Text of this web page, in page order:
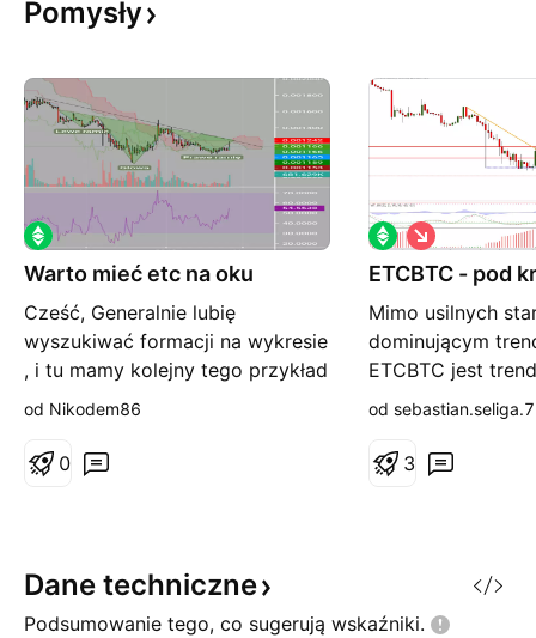
Pomysły
Warto mieć etc na oku
Cześć, Generalnie lubię
wyszukiwać formacji na wykresie
, i tu mamy kolejny tego przykład
. Hmm Jak wygląda to z
jestem góra. Więc etc odwrócona
spodziewać się strzału a tym
samym odwróce
od Nikodem86
0
ETCBTC - pod
Mimo usilnych
dominującym
ETCBTC jest
poteierdza
trendu.
S
h
o
t
od sebastian.seliga.7
3
Dane techniczne
Podsumowanie tego, co sugerują wskaźniki.